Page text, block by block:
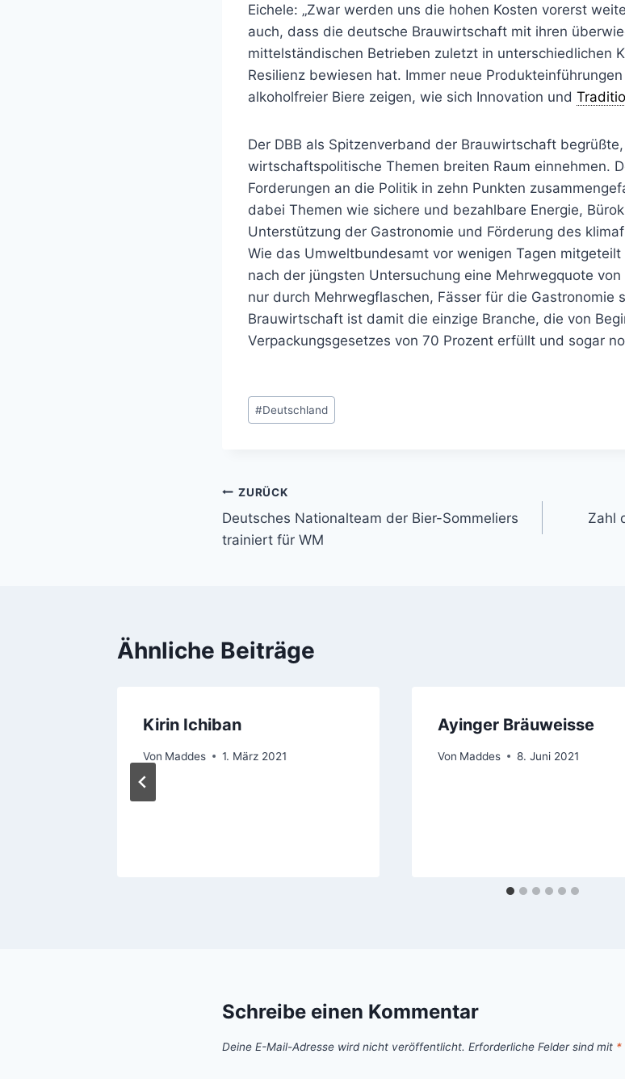
Eichele: „Zwar werden uns die hohen Kosten vorerst
auch, dass die deutsche Brauwirtschaft mit ihren
mittelständischen Betrieben zuletzt in unterschiedlichen
Resilienz bewiesen hat. Immer neue
alkoholfreier Biere zeigen, wie sich Innovation und
Der DBB als Spitzenverband der Brauwirtschaft
wirtschaftspolitische Themen breiten Raum einnehmen.
Forderungen an die Politik in zehn Punkten
dabei Themen wie sichere und bezahlbare Energie,
Unterstützung der Gastronomie und Förderung des
Wie das Umweltbundesamt vor wenigen Tagen
nach der jüngsten Untersuchung eine Mehrwegquote
nur durch Mehrwegflaschen, Fässer für die Gastronomie
Brauwirtschaft ist damit die einzige Branche, die von
Verpackungsgesetzes von 70 Prozent erfüllt und sogar
Schlagworte:
#Deutschland
Beitragsnavigation
ZURÜCK
Deutsches Nationalteam der Bier-Sommeliers
trainiert für WM
Zahl
Ähnliche Beiträge
Kirin Ichiban
Von Maddes 1. März 2021
Ayinger Bräuweisse
Von Maddes 8. Juni 2021
Schreibe einen Kommentar
Deine E-Mail-Adresse wird nicht veröffentlicht. Erforderliche Felder sind mit *